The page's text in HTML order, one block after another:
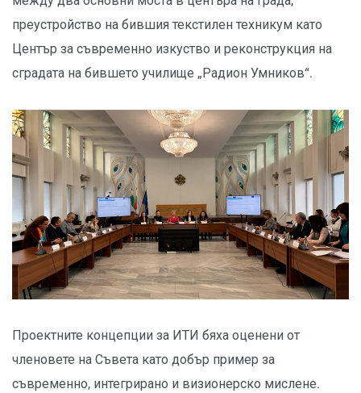
преустройство на бившия текстилен техникум като
Център за съвременно изкуство и реконструкция на
сградата на бившето училище „Радион Умников“.
Проектните концепции за ИТИ бяха оценени от
членовете на Съвета като добър пример за
съвременно, интегрирано и визионерско мислене.